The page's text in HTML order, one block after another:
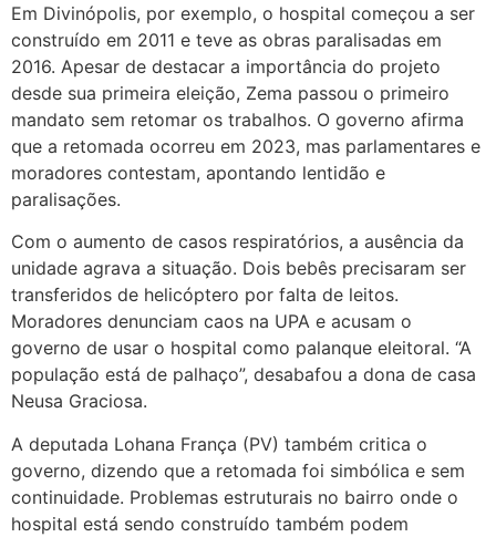
Em Divinópolis, por exemplo, o hospital começou a ser
construído em 2011 e teve as obras paralisadas em
2016. Apesar de destacar a importância do projeto
desde sua primeira eleição, Zema passou o primeiro
mandato sem retomar os trabalhos. O governo afirma
que a retomada ocorreu em 2023, mas parlamentares e
moradores contestam, apontando lentidão e
paralisações.
Com o aumento de casos respiratórios, a ausência da
unidade agrava a situação. Dois bebês precisaram ser
transferidos de helicóptero por falta de leitos.
Moradores denunciam caos na UPA e acusam o
governo de usar o hospital como palanque eleitoral. “A
população está de palhaço”, desabafou a dona de casa
Neusa Graciosa.
A deputada Lohana França (PV) também critica o
governo, dizendo que a retomada foi simbólica e sem
continuidade. Problemas estruturais no bairro onde o
hospital está sendo construído também podem